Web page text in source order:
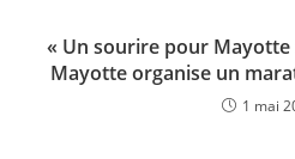
« Un sourire pour Mayotte
Mayotte organise un
1 mai